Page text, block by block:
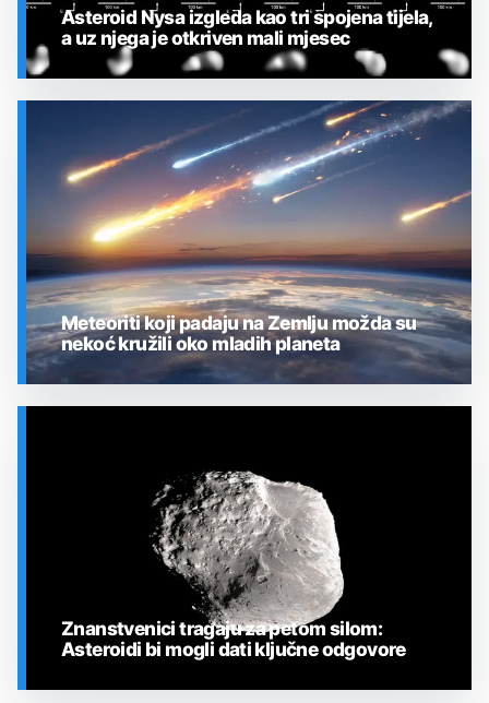
Asteroid Nysa izgleda kao tri spojena tijela,
a uz njega je otkriven mali mjesec
Meteoriti koji padaju na Zemlju možda su
nekoć kružili oko mladih planeta
Znanstvenici tragaju za petom silom:
Asteroidi bi mogli dati ključne odgovore